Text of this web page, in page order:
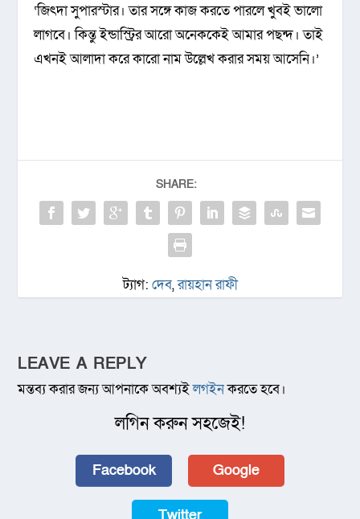
‘জিৎদা সুপারস্টার। তার সঙ্গে কাজ করতে পারলে খুবই ভালো
লাগবে। কিন্তু ইন্ডাস্ট্রির আরো অনেককেই আমার পছন্দ। তাই
এখনই আলাদা করে কারো নাম উল্লেখ করার সময় আসেনি।’
SHARE:
ট্যাগ: দেব,রায়হান রাফী
LEAVE A REPLY
মন্তব্য করার জন্য আপনাকে অবশ্যইলগইনকরতে হবে।
লগিন করুন সহজেই!
Facebook Google
Twitter